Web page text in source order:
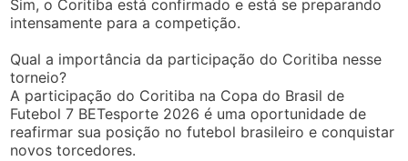
Sim, o Coritiba está confirmado e está se preparando
intensamente para a competição.
Qual a importância da participação do Coritiba nesse
torneio?
A participação do Coritiba na Copa do Brasil de
Futebol 7 BETesporte 2026 é uma oportunidade de
reafirmar sua posição no futebol brasileiro e conquistar
novos torcedores.